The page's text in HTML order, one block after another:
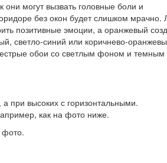
они могут вызвать головные боли и
без окон будет слишком мрачно.
позитивные эмоции, а оранжевый
светло-синий или коричнево-
обои со светлым фоном и темным
при высоких с горизонтальными.
как на фото ниже.
фото.